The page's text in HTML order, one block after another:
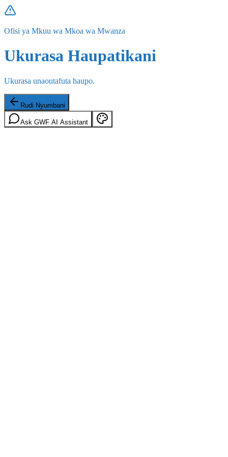
Ofisi ya Mkuu wa Mkoa wa Mwanza
Ukurasa Haupatikani
Ukurasa unaoutafuta haupo.
Rudi Nyumbani
Ask GWF AI Assistant